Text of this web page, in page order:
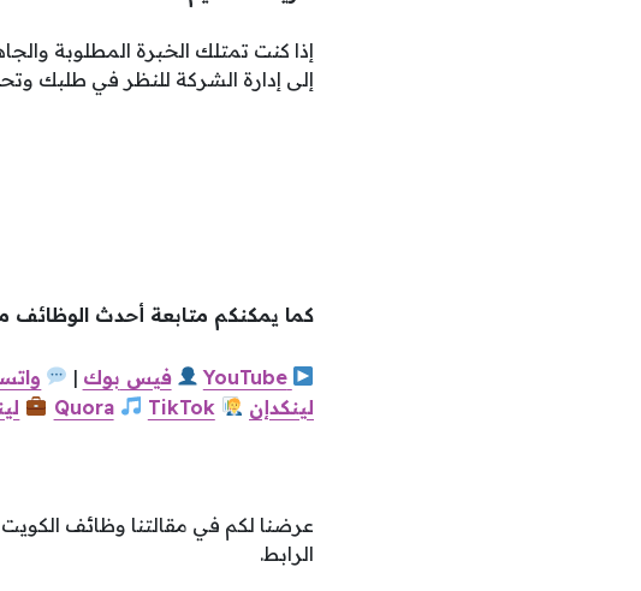
إلى إدارة الشركة للنظر في طلبك
كما يمكنكم متابعة أحدث الوظائف
YouTube فيس بوك |
لينكدإن
Quora TikTok
عرضنا لكم في مقالتنا وظائف
الرابط.